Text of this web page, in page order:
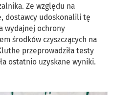
Ze względu na
dostawcy udoskonalili tę
wydajnej ochrony
środków czyszczących na
przeprowadziła testy
ostatnio uzyskane wyniki.